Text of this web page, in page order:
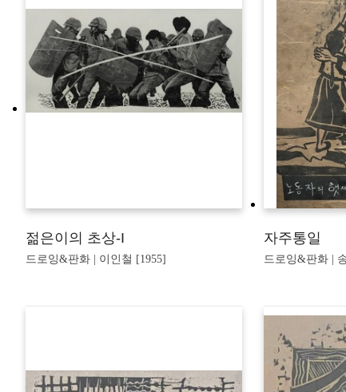
젊은이의 초상-I
드로잉&판화 | 이인철 [1955]
자주통일
드로잉&판화 |